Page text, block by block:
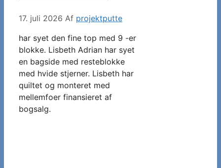
17. juli 2026 Af projektputte
har syet den fine top med 9 -er
blokke. Lisbeth Adrian har syet
en bagside med resteblokke
med hvide stjerner. Lisbeth har
quiltet og monteret med
mellemfoer finansieret af
bogsalg.